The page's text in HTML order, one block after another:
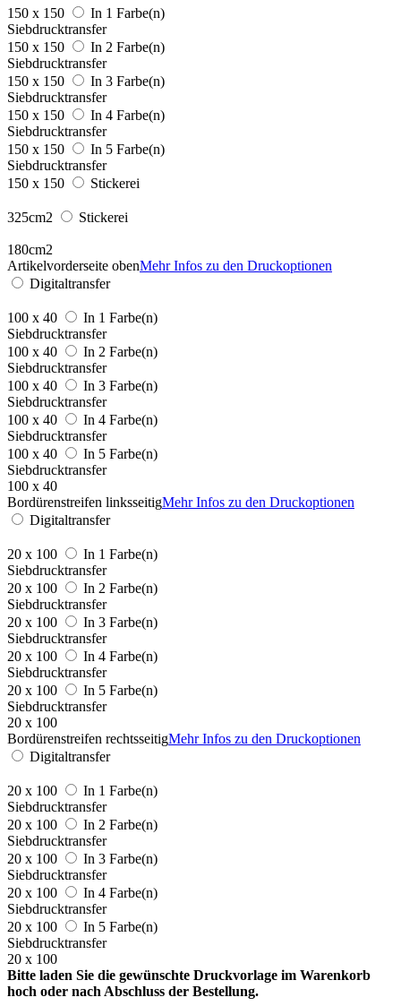
150 x 150
In 1 Farbe(n)
Siebdrucktransfer
150 x 150
In 2 Farbe(n)
Siebdrucktransfer
150 x 150
In 3 Farbe(n)
Siebdrucktransfer
150 x 150
In 4 Farbe(n)
Siebdrucktransfer
150 x 150
In 5 Farbe(n)
Siebdrucktransfer
150 x 150
Stickerei
325cm2 Stickerei
180cm2
Artikelvorderseite obenMehr Infos zu den Druckoptionen
Digitaltransfer
100 x 40
In 1 Farbe(n)
Siebdrucktransfer
100 x 40
In 2 Farbe(n)
Siebdrucktransfer
100 x 40
In 3 Farbe(n)
Siebdrucktransfer
100 x 40
In 4 Farbe(n)
Siebdrucktransfer
100 x 40
In 5 Farbe(n)
Siebdrucktransfer
100 x 40
Bordürenstreifen linksseitigMehr Infos zu den Druckoptionen
Digitaltransfer
20 x 100
In 1 Farbe(n)
Siebdrucktransfer
20 x 100
In 2 Farbe(n)
Siebdrucktransfer
20 x 100
In 3 Farbe(n)
Siebdrucktransfer
20 x 100
In 4 Farbe(n)
Siebdrucktransfer
20 x 100
In 5 Farbe(n)
Siebdrucktransfer
20 x 100
Bordürenstreifen rechtsseitigMehr Infos zu den Druckoptionen
Digitaltransfer
20 x 100
In 1 Farbe(n)
Siebdrucktransfer
20 x 100
In 2 Farbe(n)
Siebdrucktransfer
20 x 100
In 3 Farbe(n)
Siebdrucktransfer
20 x 100
In 4 Farbe(n)
Siebdrucktransfer
20 x 100
In 5 Farbe(n)
Siebdrucktransfer
20 x 100
Bitte laden Sie die gewünschte Druckvorlage im Warenkorb
hoch oder nach Abschluss der Bestellung.